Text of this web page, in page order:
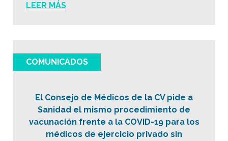
LEER MÁS
COMUNICADOS
El Consejo de Médicos de la CV pide a
Sanidad el mismo procedimiento de
vacunación frente a la COVID-19 para los
médicos de ejercicio privado sin